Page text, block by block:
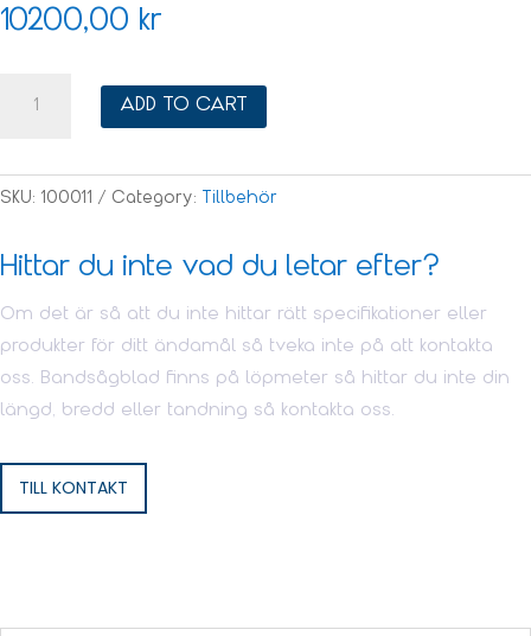
10200,00 kr
ADD TO CART
SKU: 100011 Category: Tillbehör
Hittar du inte vad du letar efter?
Om det är så att du inte hittar rätt specifikationer eller
produkter för ditt ändamål så tveka inte på att kontakta
oss. Bandsågblad finns på löpmeter så hittar du inte din
längd, bredd eller tandning så kontakta oss.
TILL KONTAKT